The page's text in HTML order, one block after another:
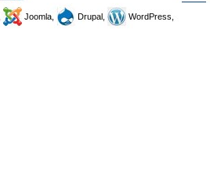
Joomla, Drupal,
WordPress,